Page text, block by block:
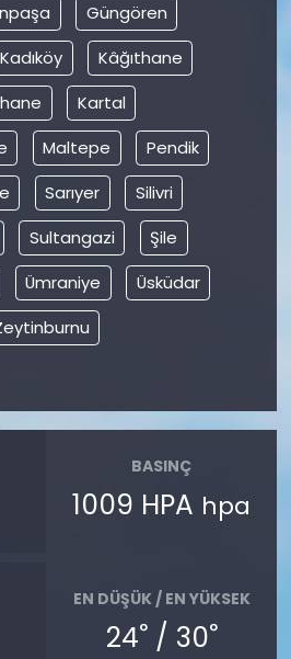
Güngören
Kadıköy
Kâğıthane
Kartal
Maltepe
Pendik
Sarıyer
Silivri
Sultangazi
Şile
Ümraniye
Üsküdar
BASINÇ
1009 HPA hpa
EN DÜŞÜK / EN YÜKSEK
24°/ 30°